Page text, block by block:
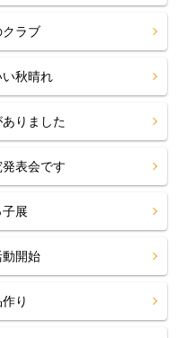
ラブ
秋晴れ
りました
表会です
展
開始
り